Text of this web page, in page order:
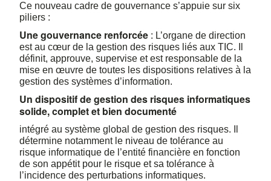
Ce nouveau cadre de gouvernance s’appuie sur six
piliers :
Une gouvernance renforcée : L’organe de direction
est au cœur de la gestion des risques liés aux TIC. Il
définit, approuve, supervise et est responsable de la
mise en œuvre de toutes les dispositions relatives à la
gestion des systèmes d’information.
Un dispositif de gestion des risques informatiques
solide, complet et bien documenté
intégré au système global de gestion des risques. Il
détermine notamment le niveau de tolérance au
risque informatique de l’entité financière en fonction
de son appétit pour le risque et sa tolérance à
l’incidence des perturbations informatiques.